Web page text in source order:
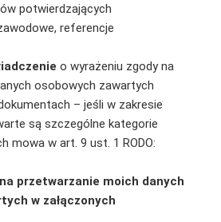
potwierdzających
referencje
o wyrażeniu zgody na
osobowych zawartych
– jeśli w zakresie
są szczególne kategorie
mowa w art. 9 ust. 1 RODO:
przetwarzanie moich danych
w załączonych